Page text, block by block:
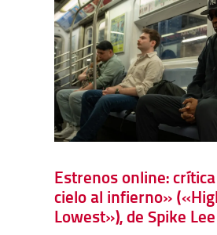
Estrenos online: crítica
cielo al infierno»
Lowest»), de Spike